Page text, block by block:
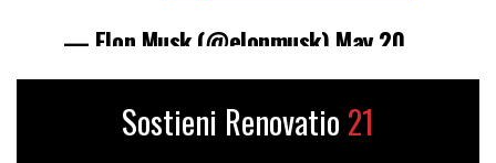
— Elon Musk (@elonmusk) May 20,
Sostieni Renovatio 21